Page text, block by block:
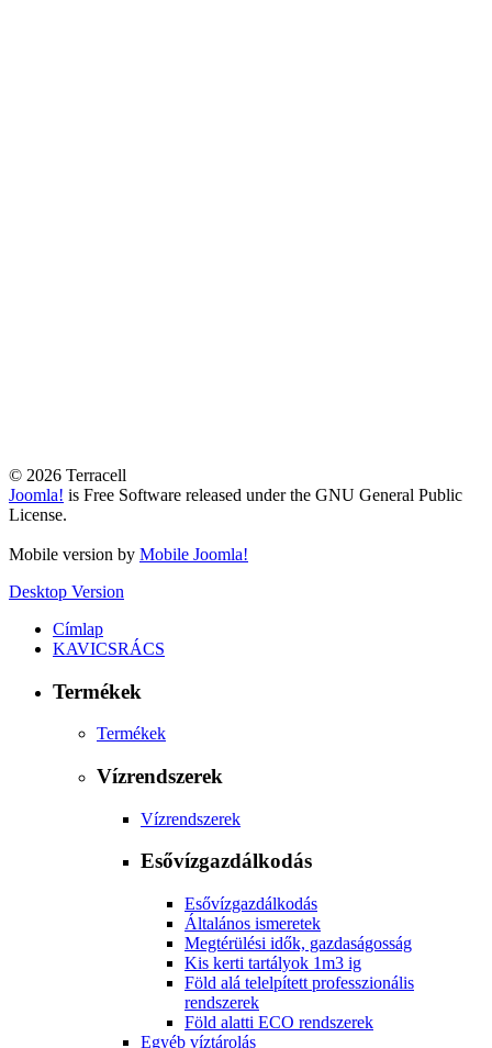
© 2026 Terracell
Joomla! is Free Software released under the GNU General Public
License.
Mobile version by Mobile Joomla!
Desktop Version
Címlap
KAVICSRÁCS
Termékek
Termékek
Vízrendszerek
Vízrendszerek
Esővízgazdálkodás
Esővízgazdálkodás
Általános ismeretek
Megtérülési idők, gazdaságosság
Kis kerti tartályok 1m3 ig
Föld alá telelpített professzionális
rendszerek
Föld alatti ECO rendszerek
Egyéb víztárolás